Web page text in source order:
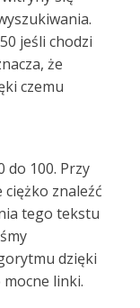
jeśli chodzi
że
czemu
do 100. Przy
ciężko znaleźć
tego tekstu
dzięki
linki.